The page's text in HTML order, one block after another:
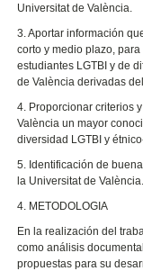
Universitat de València.
3. Aportar información
corto y medio plazo,
estudiantes LGTBI y de
de València derivadas
4. Proporcionar criterios
València un mayor
diversidad LGTBI y
5. Identificación de
la Universitat de València.
4. METODOLOGIA
En la realización del
como análisis
propuestas para su